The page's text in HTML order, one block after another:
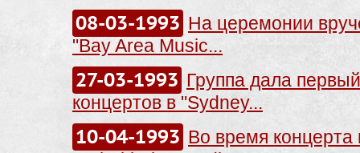
08-03-1993 На церемонии
"Bay Area Music...
27-03-1993 Группа дала
концертов в "Sydney...
10-04-1993 Во время концерта